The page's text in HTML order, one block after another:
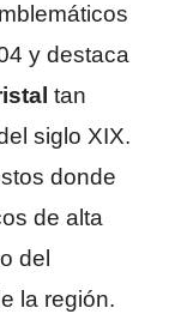
y destaca
tan
siglo XIX.
donde
de alta
del
la región.